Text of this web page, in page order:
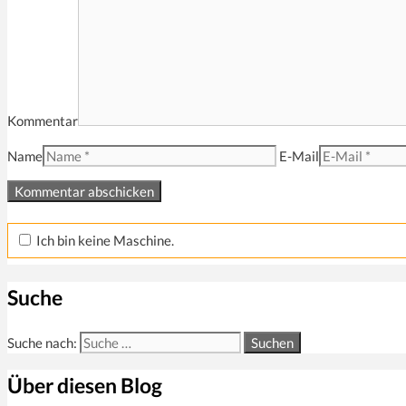
Kommentar
Name E-Mail
Ich bin keine Maschine.
Suche
Suche nach:
Über diesen Blog